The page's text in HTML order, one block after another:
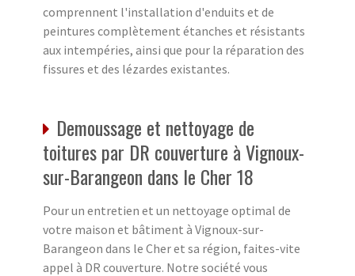
comprennent l'installation d'enduits et de
peintures complètement étanches et résistants
aux intempéries, ainsi que pour la réparation des
fissures et des lézardes existantes.
Demoussage et nettoyage de
toitures par DR couverture à Vignoux-
sur-Barangeon dans le Cher 18
Pour un entretien et un nettoyage optimal de
votre maison et bâtiment à Vignoux-sur-
Barangeon dans le Cher et sa région, faites-vite
appel à DR couverture. Notre société vous